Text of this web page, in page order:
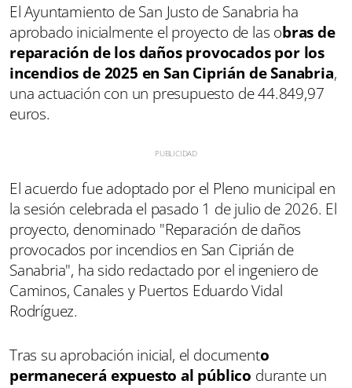
El Ayuntamiento de San Justo de Sanabria ha
aprobado inicialmente el proyecto de las obras de
reparación de los daños provocados por los
incendios de 2025 en San Ciprián de Sanabria,
una actuación con un presupuesto de 44.849,97
euros.
El acuerdo fue adoptado por el Pleno municipal en
la sesión celebrada el pasado 1 de julio de 2026. El
proyecto, denominado "Reparación de daños
provocados por incendios en San Ciprián de
Sanabria", ha sido redactado por el ingeniero de
Caminos, Canales y Puertos Eduardo Vidal
Rodríguez.
Tras su aprobación inicial, el documento
permanecerá expuesto al público durante un